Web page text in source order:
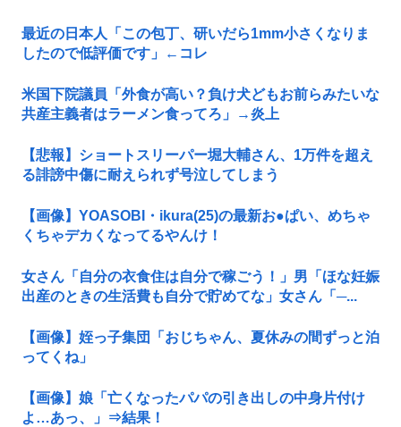
最近の日本人「この包丁、研いだら1mm小さくなりま
したので低評価です」←コレ
米国下院議員「外食が高い？負け犬どもお前らみたいな
共産主義者はラーメン食ってろ」→炎上
【悲報】ショートスリーパー堀大輔さん、1万件を超え
る誹謗中傷に耐えられず号泣してしまう
【画像】YOASOBI・ikura(25)の最新お●ぱい、めちゃ
くちゃデカくなってるやんけ！
女さん「自分の衣食住は自分で稼ごう！」男「ほな妊娠
出産のときの生活費も自分で貯めてな」女さん「─...
【画像】姪っ子集団「おじちゃん、夏休みの間ずっと泊
ってくね」
【画像】娘「亡くなったパパの引き出しの中身片付け
よ…あっ、」⇒結果！